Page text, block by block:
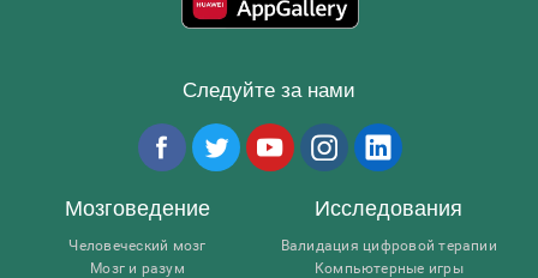
Следуйте за нами
Мозговедение
Человеческий мозг
Мозг и разум
Исследования
Валидация цифровой терапии
Компьютерные игры